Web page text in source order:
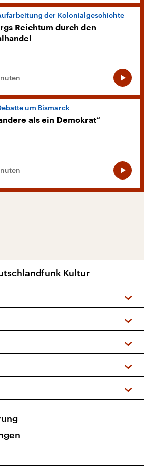
der Kolonialgeschichte
Reichtum durch den
um Bismarck
als ein Demokrat“
Kultur
Podcasts
Kinderprogramm
+ DAB+)